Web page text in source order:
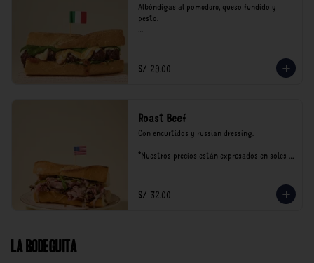
Albóndigas al pomodoro, queso fundido y
pesto.
consumo.
S/ 29.00
Roast Beef
Con encurtidos y russian dressing.
*Nuestros precios están expresados en soles e
S/ 32.00
La Bodeguita